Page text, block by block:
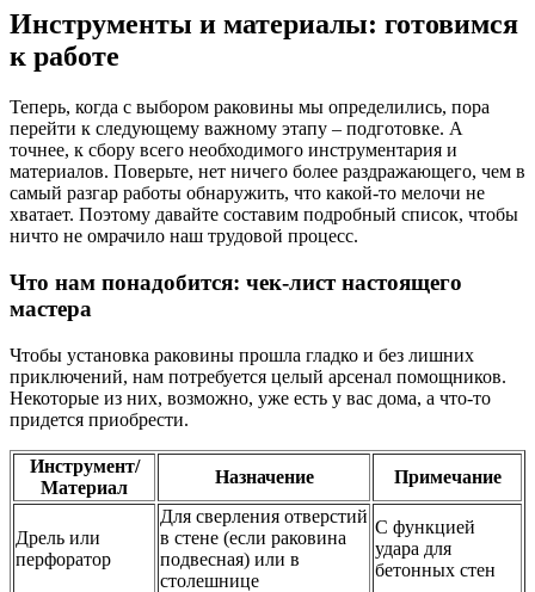
Инструменты и материалы: готовимся
к работе
Теперь, когда с выбором раковины мы определились, пора
перейти к следующему важному этапу – подготовке. А
точнее, к сбору всего необходимого инструментария и
материалов. Поверьте, нет ничего более раздражающего, чем в
самый разгар работы обнаружить, что какой-то мелочи не
хватает. Поэтому давайте составим подробный список, чтобы
ничто не омрачило наш трудовой процесс.
Что нам понадобится: чек-лист настоящего
мастера
Чтобы установка раковины прошла гладко и без лишних
приключений, нам потребуется целый арсенал помощников.
Некоторые из них, возможно, уже есть у вас дома, а что-то
придется приобрести.
Инструмент/
Материал
Назначение Примечание
Дрель или
перфоратор
Для сверления отверстий
в стене (если раковина
подвесная) или в
столешнице
С функцией
удара для
бетонных стен